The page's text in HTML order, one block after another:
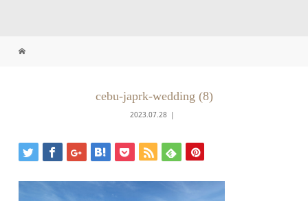
cebu-japrk-wedding (8)
2023.07.28